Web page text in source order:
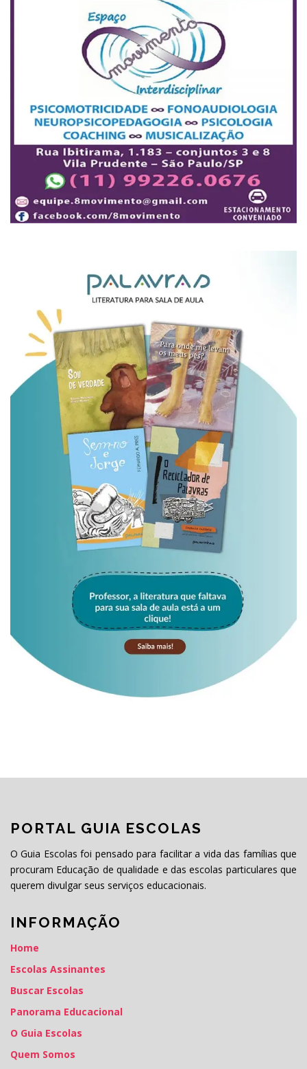
PORTAL GUIA ESCOLAS
O Guia Escolas foi pensado para facilitar a vida das famílias que
procuram Educação de qualidade e das escolas particulares que
querem divulgar seus serviços educacionais.
INFORMAÇÃO
Home
Escolas Assinantes
Buscar Escolas
Panorama Educacional
O Guia Escolas
Quem Somos